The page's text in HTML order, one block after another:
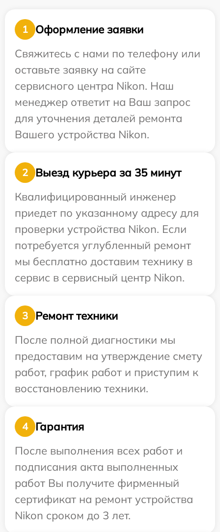
1
Оформление заявки
Свяжитесь с нами по телефону или
оставьте заявку на сайте
сервисного центра Nikon. Наш
менеджер ответит на Ваш запрос
для уточнения деталей ремонта
Вашего устройства Nikon.
2
Выезд курьера за 35 минут
Квалифицированный инженер
приедет по указанному адресу для
проверки устройства Nikon. Если
потребуется углубленный ремонт
мы бесплатно доставим технику в
сервис в сервисный центр Nikon.
3
Ремонт техники
После полной диагностики мы
предоставим на утверждение смету
работ, график работ и приступим к
восстановлению техники.
4
Гарантия
После выполнения всех работ и
подписания акта выполненных
работ Вы получите фирменный
сертификат на ремонт устройства
Nikon сроком до 3 лет.